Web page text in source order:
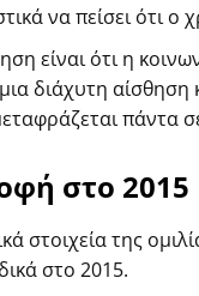
να πείσει ότι ο
είναι ότι η
διάχυτη
πάντα
στο 2015
στοιχεία της
στο 2015.